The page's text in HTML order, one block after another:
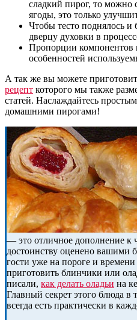
сладкий пирог, то можно
ягоды, это только
Чтобы тесто поднялось
дверцу духовки в
Пропорции компонентов
особенностей
А так же вы можете
рецепт которого мы также
статей. Наслаждайтесь
домашними пирогами!
— это отличное дополнение к
достоинству оценено вашими
гости уже на пороге и
приготовить блинчики или
писали, как делать оладьи на
Главный секрет этого блюда в
всегда есть практически в